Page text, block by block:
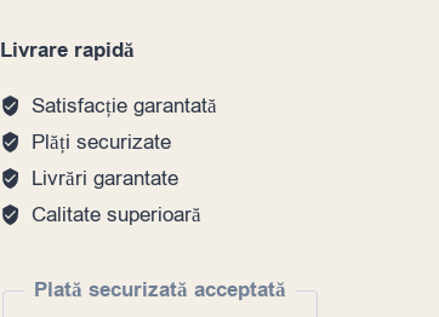
Livrare rapidă
Satisfacție garantată
Plăți securizate
Livrări garantate
Calitate superioară
Plată securizată acceptată